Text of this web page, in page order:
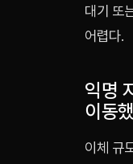
대기 또
어렵다.
익명
이동
이체 규